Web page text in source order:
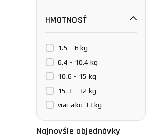
Procraft
STRONGBOLD
Scheppach
Stanley
TOOD
WOLFCRAFT
HMOTNOSŤ
1.5 - 6 kg
6.4 - 10.4 kg
10.6 - 15 kg
15.3 - 32 kg
viac ako 33 kg
Najnovšie objednávky